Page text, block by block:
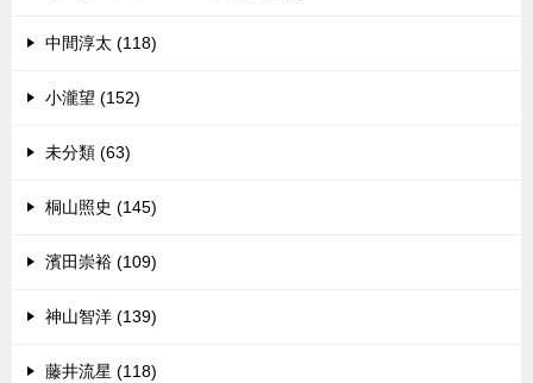
中間淳太 (118)
小瀧望 (152)
未分類 (63)
桐山照史 (145)
濱田崇裕 (109)
神山智洋 (139)
藤井流星 (118)